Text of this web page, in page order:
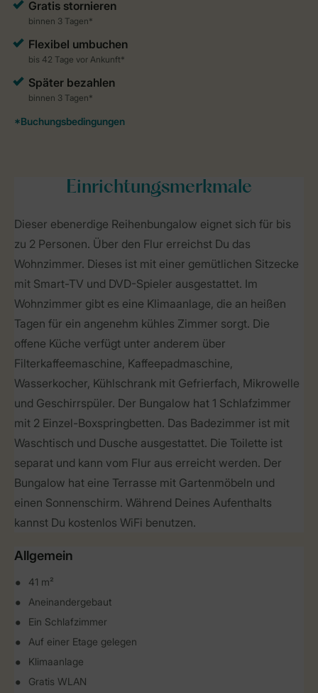
Einrichtungsmerkmale
Dieser ebenerdige Reihenbungalow eignet sich für bis
zu 2 Personen. Über den Flur erreichst Du das
Wohnzimmer. Dieses ist mit einer gemütlichen Sitzecke
mit Smart-TV und DVD-Spieler ausgestattet. Im
Wohnzimmer gibt es eine Klimaanlage, die an heißen
Tagen für ein angenehm kühles Zimmer sorgt. Die
offene Küche verfügt unter anderem über
Filterkaffeemaschine, Kaffeepadmaschine,
Wasserkocher, Kühlschrank mit Gefrierfach, Mikrowelle
und Geschirrspüler. Der Bungalow hat 1 Schlafzimmer
mit 2 Einzel-Boxspringbetten. Das Badezimmer ist mit
Waschtisch und Dusche ausgestattet. Die Toilette ist
separat und kann vom Flur aus erreicht werden. Der
Bungalow hat eine Terrasse mit Gartenmöbeln und
einen Sonnenschirm. Während Deines Aufenthalts
kannst Du kostenlos WiFi benutzen.
Allgemein
41 m²
Aneinandergebaut
Ein Schlafzimmer
Auf einer Etage gelegen
Klimaanlage
Gratis WLAN